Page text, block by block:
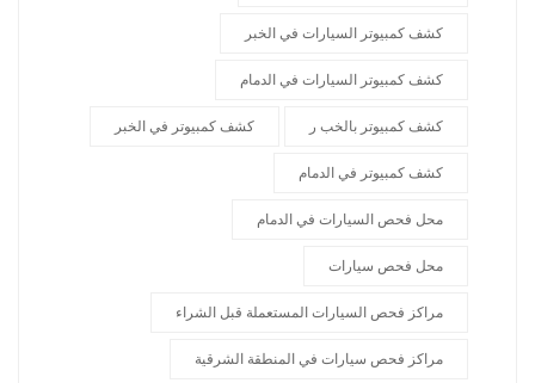
كشف كمبيوتر السيارات في الخبر
كشف كمبيوتر السيارات في الدمام
كشف كمبيوتر بالخب ر كشف كمبيوتر في الخبر
كشف كمبيوتر في الدمام
محل فحص السيارات في الدمام
محل فحص سيارات
مراكز فحص السيارات المستعملة قبل الشراء
مراكز فحص سيارات في المنطقة الشرقية